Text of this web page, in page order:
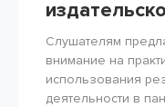
Слушателям
внимание на
использования
деятельности в